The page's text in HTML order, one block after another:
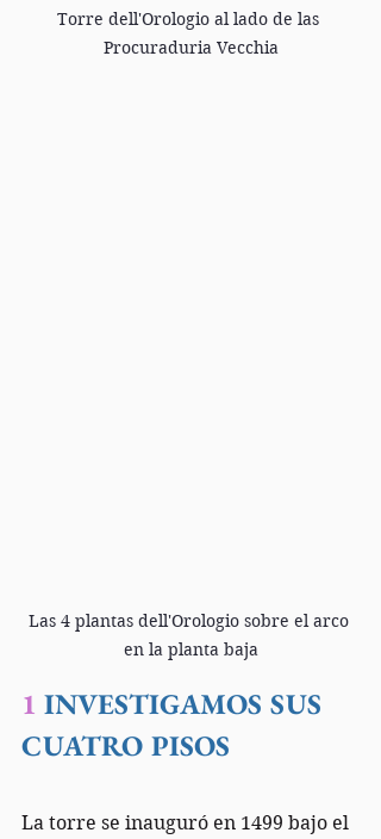
Torre dell'Orologio al lado de las
Procuraduria Vecchia
Las 4 plantas dell'Orologio sobre el arco
en la planta baja
1 INVESTIGAMOS SUS
CUATRO PISOS
La torre se inauguró en 1499 bajo el